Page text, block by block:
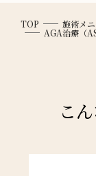
発毛効果が期待
TOP 施術メ
AGA治療（
こ